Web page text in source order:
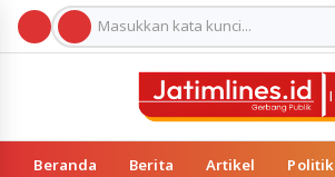
Beranda Berita Artikel Politik